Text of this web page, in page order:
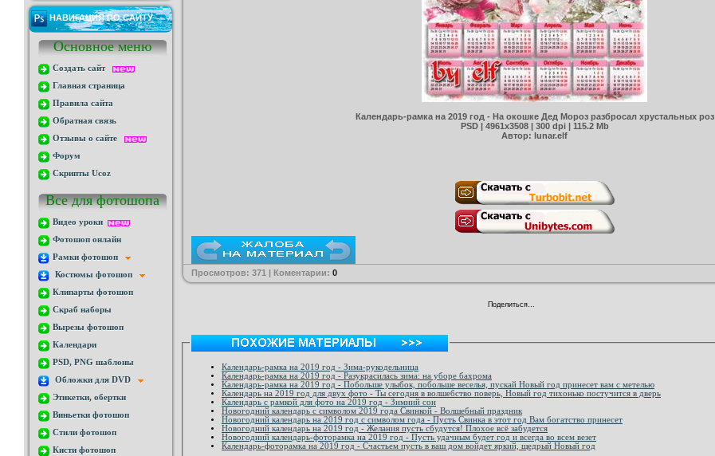
НАВИГАЦИЯ ПО САЙТУ
Основное меню
Создать сайт
Главная страница
Правила сайта
Обратная связь
Отзывы о сайте
Форум
Скрипты Ucoz
Все для фотошопа
Видео уроки
Фотошоп онлайн
Рамки фотошоп
Костюмы фотошоп
Клипарты фотошоп
Скраб наборы
Вырезы фотошоп
Календари
PSD, PNG шаблоны
Обложки для DVD
Этикетки, обертки
Виньетки фотошоп
Стили фотошоп
Кисти фотошоп
Календарь-рамка на 2019 год - На окошке Дед Мороз разбросал хрустальных роз
PSD | 4961х3508 | 300 dpi | 115.2 Mb
Автор: lunar.elf
Просмотров: 371 | Коментарии: 0
Поделиться…
Календарь-рамка на 2019 год - Зима-рукодельница
Календарь-рамка на 2019 год - Разукрасилась зима: на уборе бахрома
Календарь-рамка на 2019 год - Побольше улыбок, побольше веселья, пускай Новый год принесет вам с метелью
Календарь на 2019 год для двух фото - Ты сегодня в волшебство поверь, Новый год тихонько постучится в дверь
Календарь с рамкой для фото на 2019 год - Зимний сон
Новогодний календарь с символом 2019 года Свинкой - Волшебный праздник
Новогодний календарь на 2019 год с символом года - Пусть Свинка в этот год Вам богатство принесет
Новогодний календарь на 2019 год - Желания пусть сбудутся! Плохое всё забудется
Новогодний календарь-фоторамка на 2019 год - Пусть удачным будет год и всегда во всем везет
Календарь-фоторамка на 2019 год - Счастьем пусть в ваш дом войдет яркий, щедрый Новый год